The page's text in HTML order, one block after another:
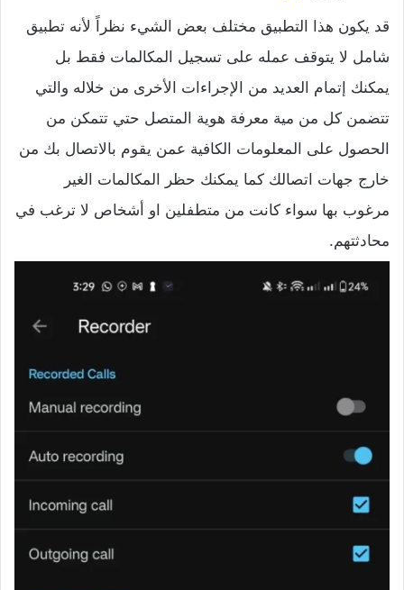
قد يكون هذا التطبيق مختلف بعض الشيء نظراً لأنه تطبيق
شامل لا يتوقف عمله على تسجيل المكالمات فقط بل
يمكنك إتمام العديد من الإجراءات الأخرى من خلاله والتي
تتضمن كل من مية معرفة هوية المتصل حتي تتمكن من
الحصول على المعلومات الكافية عمن يقوم بالاتصال بك من
خارج جهات اتصالك كما يمكنك حظر المكالمات الغير
مرغوب بها سواء كانت من متطفلين او أشخاص لا ترغب في
محادثتهم.